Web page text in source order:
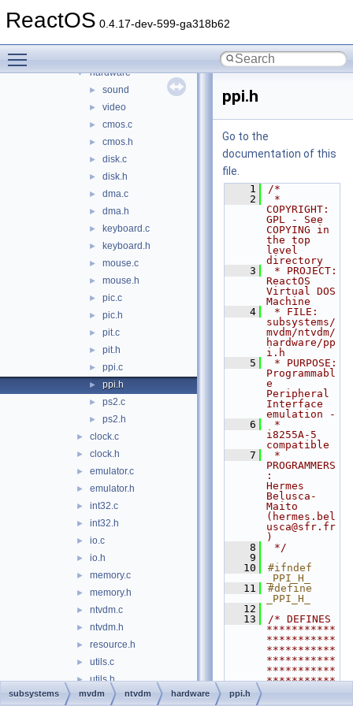
ReactOS 0.4.17-dev-599-ga318b62
► console
▼ hardware
► sound
► video
► cmos.c
► cmos.h
► disk.c
► disk.h
► dma.c
► dma.h
► keyboard.c
► keyboard.h
► mouse.c
► mouse.h
► pic.c
► pic.h
► pit.c
► pit.h
► ppi.c
► ppi.h
► ps2.c
► ps2.h
► clock.c
► clock.h
► emulator.c
► emulator.h
► int32.c
► int32.h
► io.c
► io.h
► memory.c
► memory.h
► ntvdm.c
► ntvdm.h
► resource.h
► utils.c
► utils.h
► vddsup.c
ppi.h
Go to the
documentation of this
file.
    1
/*
    2
*
COPYRIGHT:
GPL - See
COPYING in
the top
level
directory
    3
* PROJECT:
ReactOS
Virtual DOS
Machine
    4
* FILE:
subsystems/
mvdm/ntvdm/
hardware/pp
i.h
    5
* PURPOSE:
Programmabl
e
Peripheral
Interface
emulation -
    6
*
i8255A-5
compatible
    7
*
PROGRAMMERS
:
Hermes
Belusca-
Maito
(hermes.bel
usca@sfr.fr
)
    8
*/
    9
   10
#ifndef
_PPI_H_
   11
#define
_PPI_H_
   12
   13
/* DEFINES
***********
***********
***********
***********
***********
***********
   14
subsystems mvdm ntvdm hardware ppi.h